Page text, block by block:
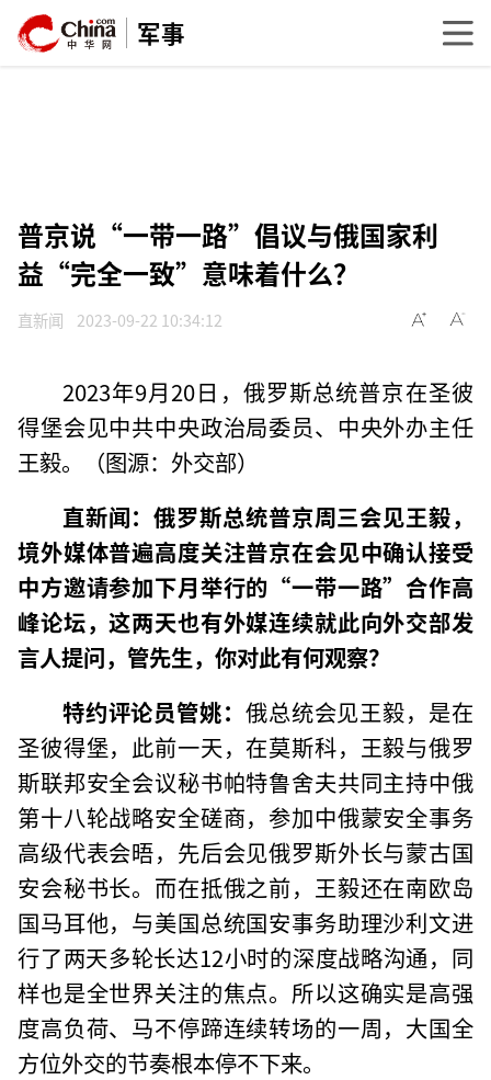
军事
普京说“一带一路”倡议与俄国家利
益“完全一致”意味着什么？
直新闻 2023-09-22 10:34:12
2023年9月20日，俄罗斯总统普京在圣彼
得堡会见中共中央政治局委员、中央外办主任
王毅。（图源：外交部）
直新闻：俄罗斯总统普京周三会见王毅，
境外媒体普遍高度关注普京在会见中确认接受
中方邀请参加下月举行的“一带一路”合作高
峰论坛，这两天也有外媒连续就此向外交部发
言人提问，管先生，你对此有何观察？
特约评论员管姚： 俄总统会见王毅，是在
圣彼得堡，此前一天，在莫斯科，王毅与俄罗
斯联邦安全会议秘书帕特鲁舍夫共同主持中俄
第十八轮战略安全磋商，参加中俄蒙安全事务
高级代表会晤，先后会见俄罗斯外长与蒙古国
安会秘书长。而在抵俄之前，王毅还在南欧岛
国马耳他，与美国总统国安事务助理沙利文进
行了两天多轮长达12小时的深度战略沟通，同
样也是全世界关注的焦点。所以这确实是高强
度高负荷、马不停蹄连续转场的一周，大国全
方位外交的节奏根本停不下来。